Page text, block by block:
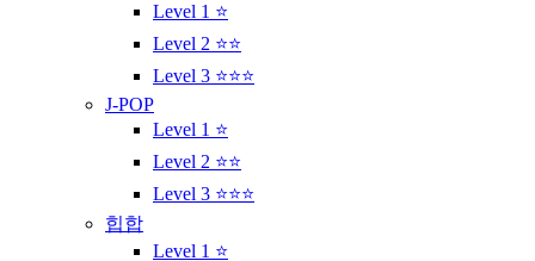
Level 1 ⭐
Level 2 ⭐⭐
Level 3 ⭐⭐⭐
J-POP
Level 1 ⭐
Level 2 ⭐⭐
Level 3 ⭐⭐⭐
힙합
Level 1 ⭐